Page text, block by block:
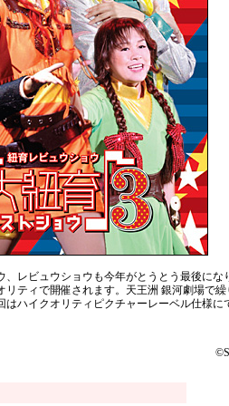
、レビュウショウも今年がとうとう最後にな
ティで開催されます。天王洲 銀河劇場で繰
ハイクオリティピクチャーレーベル仕様に